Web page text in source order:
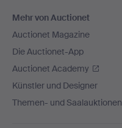
Mehr von Auctionet
Auctionet Magazine
Die Auctionet-App
Auctionet Academy
Künstler und Designer
Themen- und Saalauktionen